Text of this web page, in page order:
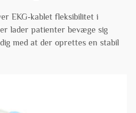
EKG-kablet fleksibilitet i
lader patienter bevæge sig
med at der oprettes en stabil